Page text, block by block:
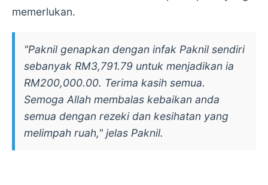
memerlukan.
"Paknil genapkan dengan infak Paknil sendiri
sebanyak RM3,791.79 untuk menjadikan ia
RM200,000.00. Terima kasih semua.
Semoga Allah membalas kebaikan anda
semua dengan rezeki dan kesihatan yang
melimpah ruah," jelas Paknil.